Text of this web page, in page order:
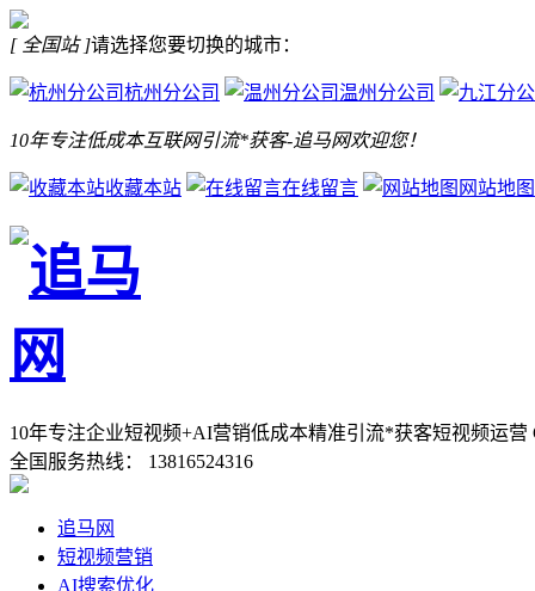
[ 全国站 ]请选择您要切换的城市：
杭州分公司 温州分公司
10年专注低成本互联网引流*获客-追马网欢迎您！
收藏本站 在线留言 网站地图
10年专注企业短视频+AI营销低成本精准引流*获客短视频运营
全国服务热线： 13816524316
追马网
短视频营销
AI搜索优化